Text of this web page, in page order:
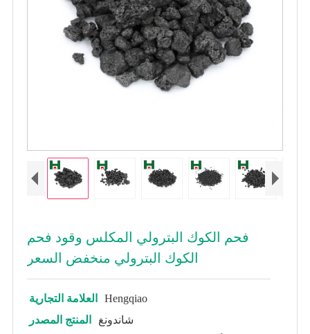
فحم الكوك البترولي المكلس وقود فحم
الكوك البترولي منخفض السعر
العلامة التجارية
Hengqiao
المنتج المصدر
شاندونغ